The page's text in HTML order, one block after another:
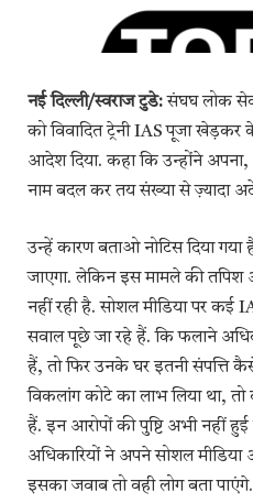
नई दिल्ली/स्वराज टुडे:संघघ लोक
को विवादित ट्रेनी IAS पूजा
आदेश दिया. कहा कि उन्होंने
नाम बदल कर तय संख्या से ज़्यादा
उन्हें कारण बताओ नोटिस दिया
जाएगा. लेकिन इस मामले की
नहीं रही है. सोशल मीडिया पर कई
सवाल पूछे जा रहे हैं. कि फलाने
हैं, तो फिर उनके घर इतनी संपत्ति
विकलांग कोटे का लाभ लिया था,
हैं. इन आरोपों की पुष्टि अभी नहीं
अधिकारियों ने अपने सोशल मीडिया
इसका जवाब तो वही लोग बता पाएंगे.